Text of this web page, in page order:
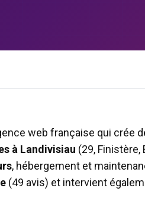
web française qui crée
à Landivisiau (29, Finistère,
, hébergement et
(49 avis) et intervient